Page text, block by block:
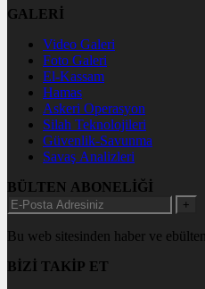
GALERİ
Video Galeri
Foto Galeri
El-Kassam
Hamas
Askeri Operasyon
Silah Teknolojileri
Güvenlik-Savunma
Savaş Analizleri
BÜLTEN ABONELİĞİ
+
Bu web sitesinden haber ve
BİZİ TAKİP ET